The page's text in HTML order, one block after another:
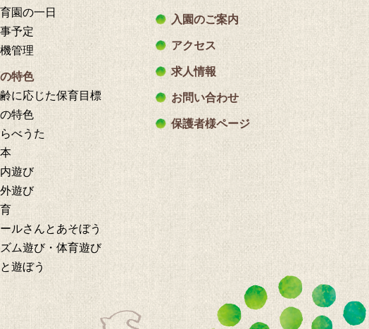
園の一日
予定
管理
特色
に応じた保育目標
特色
べうた
遊び
遊び
ルさんとあそぼう
ム遊び・体育遊び
遊ぼう
入園のご案内
アクセス
求人情報
お問い合わせ
保護者様ページ